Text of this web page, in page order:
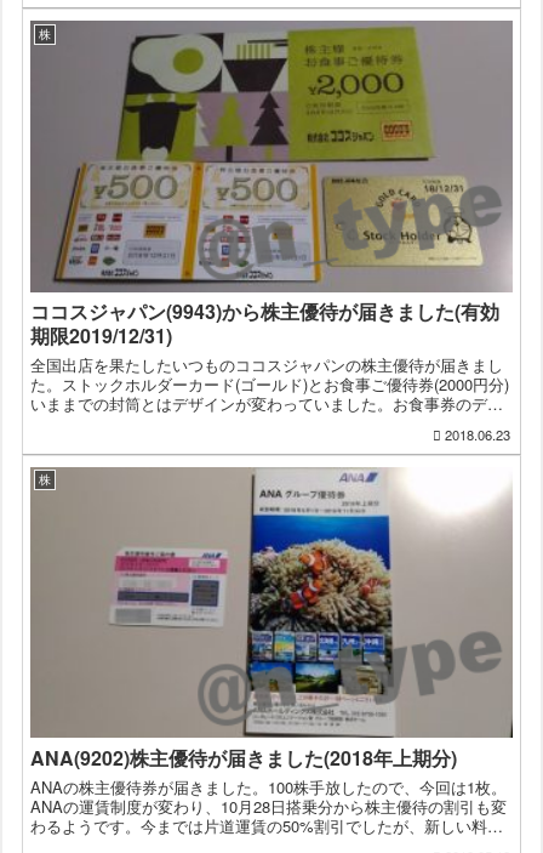
株
ココスジャパン(9943)から株主優待が届きました(有効
期限2019/12/31)
全国出店を果たしたいつものココスジャパンの株主優待が届きまし
た。ストックホルダーカード(ゴールド)とお食事ご優待券(2000円分)
いままでの封筒とはデザインが変わっていました。お食事券のデザ
2018.06.23
株
ANA(9202)株主優待が届きました(2018年上期分)
ANAの株主優待券が届きました。100株手放したので、今回は1枚。
ANAの運賃制度が変わり、10月28日搭乗分から株主優待の割引も変
わるようです。今までは片道運賃の50%割引でしたが、新しい料金